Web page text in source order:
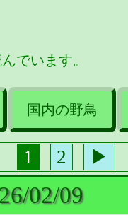
でいます。
国内の野鳥
1 2 ▶
02/09